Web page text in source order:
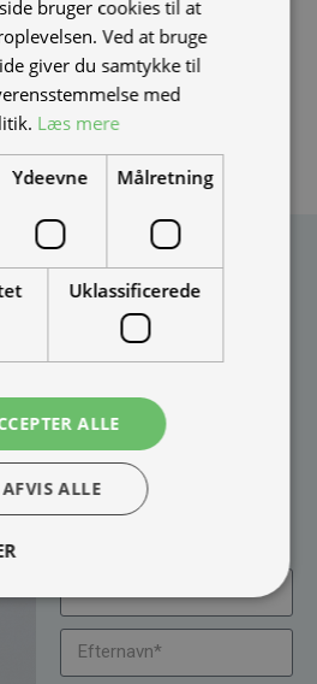
skal du sikre dig at batteriet
modtage en video af at
som kan køre.
Kan vi hjælpe
dig?
Vi bygger vognene på
bestilling og kan
skræddersy løsningen
100% efter dine behov.
Udfyld formularen og
bliv kontaktet til en snak
om muligheder, priser
bruger cookies til at
Ved at bruge
giver du samtykke til
med
Læs mere
Ydeevne Målretning
Uklassificerede
ALLE
AFVIS ALLE